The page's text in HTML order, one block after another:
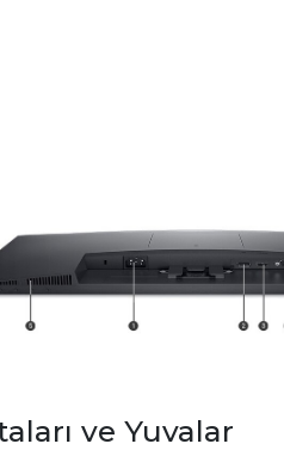
ve Yuvalar